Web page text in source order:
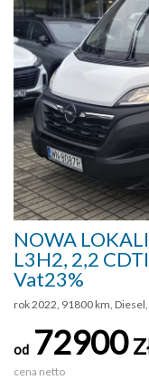
NOWA
L3H2, 2,2
Vat23%
rok 2022, 91800 km,
od 72900
cena netto